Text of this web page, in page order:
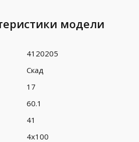
модели
4120205
Скад
17
60.1
41
4x100